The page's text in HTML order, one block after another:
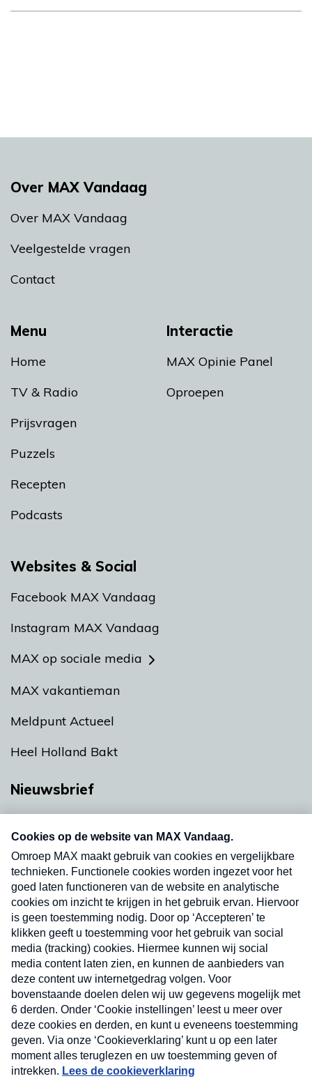
Menu
Home
TV & Radio
Prijsvragen
Puzzels
Recepten
Podcasts
Interactie
MAX Opinie Panel
Oproepen
Over MAX Vandaag
Over MAX Vandaag
Veelgestelde vragen
Contact
Websites & Social
Facebook MAX Vandaag
Instagram MAX Vandaag
MAX op sociale media
MAX vakantieman
Meldpunt Actueel
Heel Holland Bakt
Nieuwsbrief
Neem hier een gratis abonnement op onze
nieuwsbrief. Elke vrijdag- en dinsdagochtend in
uw mailbox.
Verzend
Nieuwsbrief
Neem hier een gratis abonnement op onze
nieuwsbrief. Elke vrijdag- en dinsdagochtend in uw